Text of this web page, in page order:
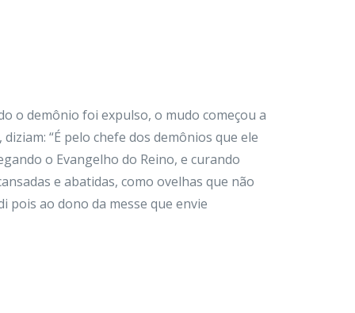
o demônio foi expulso, o mudo começou a
“É pelo chefe dos demônios que ele
o Evangelho do Reino, e curando
e abatidas, como ovelhas que não
pois ao dono da messe que envie